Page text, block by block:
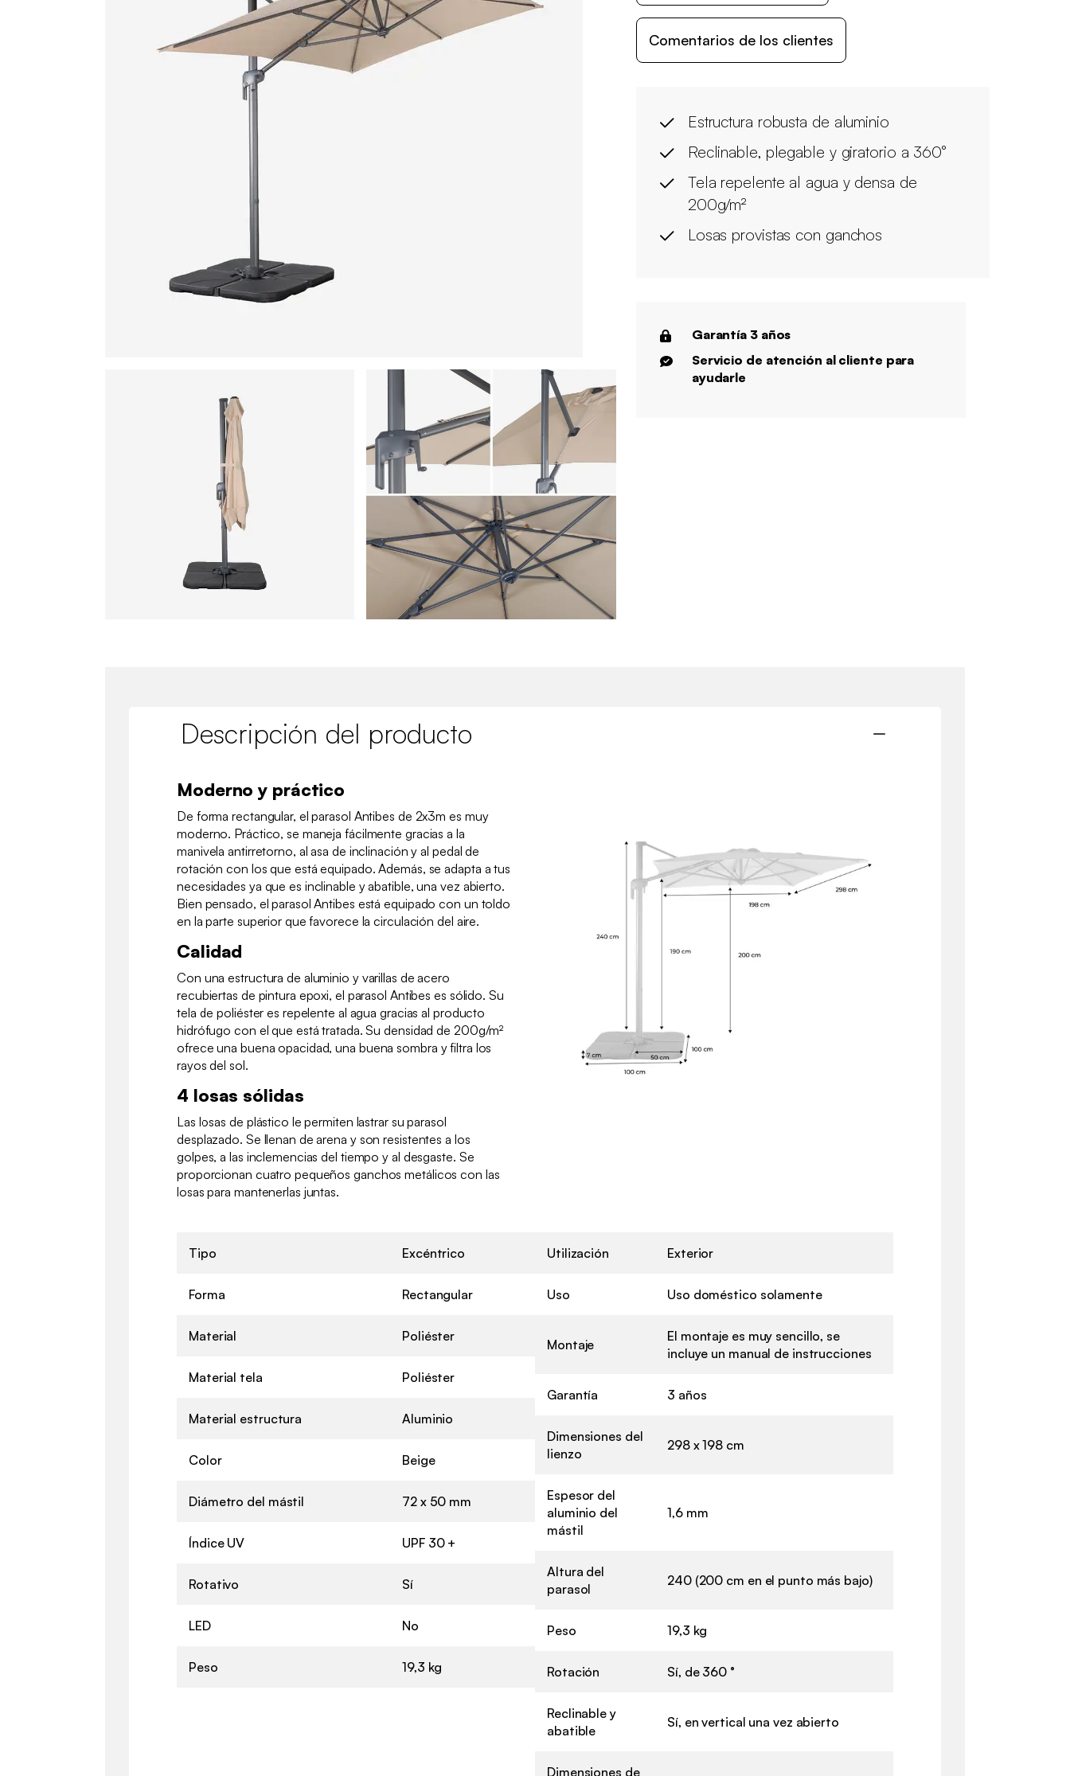
Comentarios de los clientes
Estructura robusta de aluminio
Reclinable, plegable y giratorio a 360°
Tela repelente al agua y densa de
200g/m²
Losas provistas con ganchos
Garantía 3 años
Servicio de atención al cliente para
ayudarle
Descripción del producto
Moderno y práctico
De forma rectangular, el parasol Antibes de 2x3m es muy
moderno. Práctico, se maneja fácilmente gracias a la
manivela antirretorno, al asa de inclinación y al pedal de
rotación con los que está equipado. Además, se adapta a tus
necesidades ya que es inclinable y abatible, una vez abierto.
Bien pensado, el parasol Antibes está equipado con un toldo
en la parte superior que favorece la circulación del aire.
Calidad
Con una estructura de aluminio y varillas de acero
recubiertas de pintura epoxi, el parasol Antibes es sólido. Su
tela de poliéster es repelente al agua gracias al producto
hidrófugo con el que está tratada. Su densidad de 200g/m²
ofrece una buena opacidad, una buena sombra y filtra los
rayos del sol.
4 losas sólidas
Las losas de plástico le permiten lastrar su parasol
desplazado. Se llenan de arena y son resistentes a los
golpes, a las inclemencias del tiempo y al desgaste. Se
proporcionan cuatro pequeños ganchos metálicos con las
losas para mantenerlas juntas.
Tipo Excéntrico
Forma Rectangular
Material Poliéster
Material tela Poliéster
Material estructura Aluminio
Color Beige
Diámetro del mástil 72 x 50 mm
Índice UV UPF 30 +
Rotativo Sí
LED No
Peso 19,3 kg
Utilización Exterior
Uso Uso doméstico solamente
Montaje
El montaje es muy sencillo, se
incluye un manual de instrucciones
Garantía 3 años
Dimensiones del
lienzo
298 x 198 cm
Espesor del
aluminio del
mástil
1,6 mm
Altura del
parasol
240 (200 cm en el punto más bajo)
Peso 19,3 kg
Rotación Sí, de 360 °
Reclinable y
abatible
Sí, en vertical una vez abierto
Dimensiones de